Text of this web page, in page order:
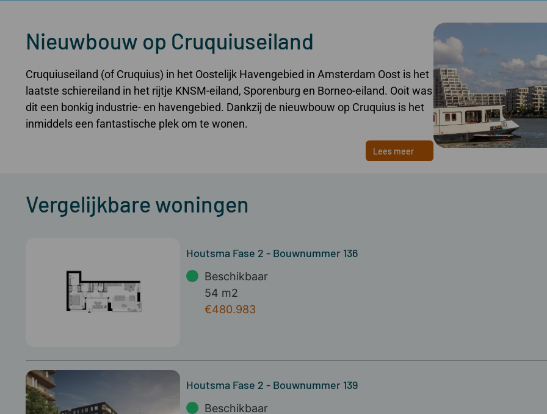
Nieuwbouw op Cruquiuseiland
Cruquiuseiland (of Cruquius) in het Oostelijk Havengebied in Amsterdam Oost is het
laatste schiereiland in het rijtje KNSM-eiland, Sporenburg en Borneo-eiland. Ooit was
dit een bonkig industrie- en havengebied. Dankzij de nieuwbouw op Cruquius is het
inmiddels een fantastische plek om te wonen.
Lees meer
Vergelijkbare woningen
Houtsma Fase 2 - Bouwnummer 136
Beschikbaar
54 m2
€480.983
Houtsma Fase 2 - Bouwnummer 139
Beschikbaar